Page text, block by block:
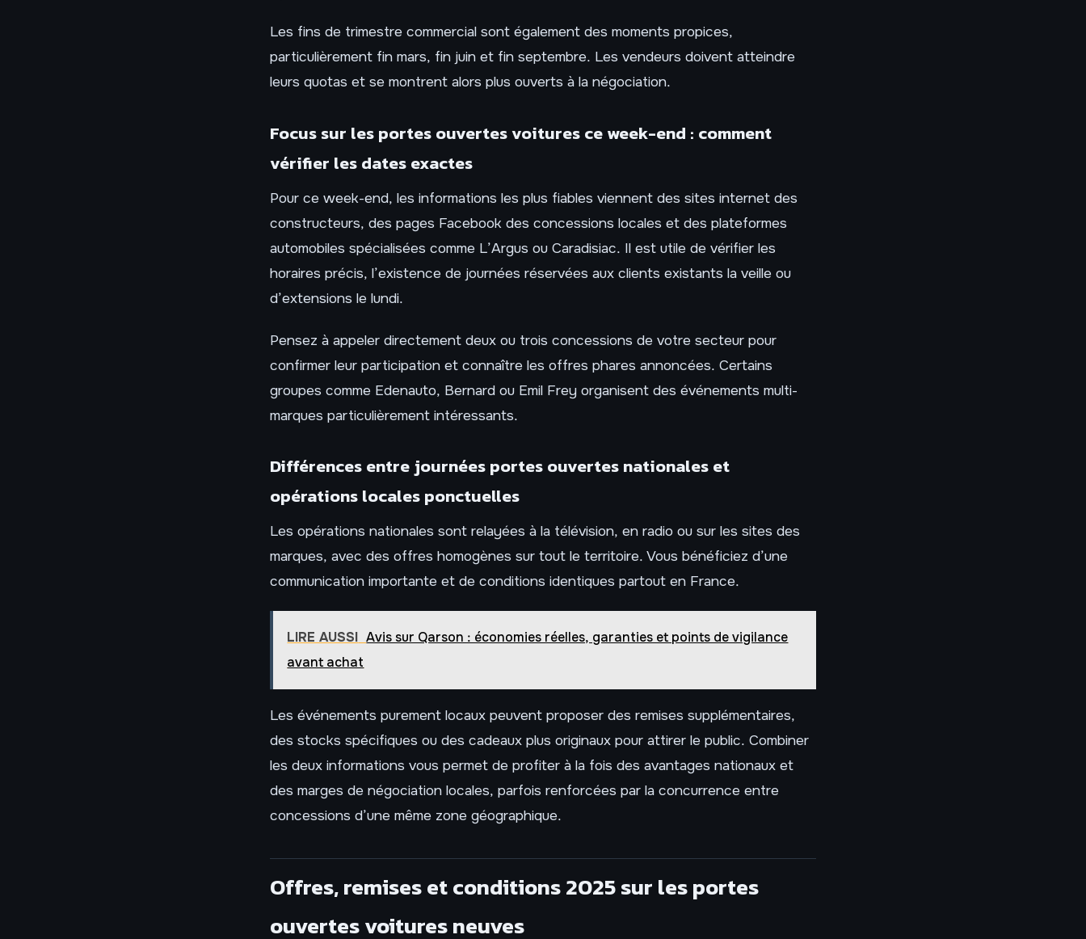
Les fins de trimestre commercial sont également des moments propices,
particulièrement fin mars, fin juin et fin septembre. Les vendeurs doivent atteindre
leurs quotas et se montrent alors plus ouverts à la négociation.
Focus sur les portes ouvertes voitures ce week-end : comment
vérifier les dates exactes
Pour ce week-end, les informations les plus fiables viennent des sites internet des
constructeurs, des pages Facebook des concessions locales et des plateformes
automobiles spécialisées comme L’Argus ou Caradisiac. Il est utile de vérifier les
horaires précis, l’existence de journées réservées aux clients existants la veille ou
d’extensions le lundi.
Pensez à appeler directement deux ou trois concessions de votre secteur pour
confirmer leur participation et connaître les offres phares annoncées. Certains
groupes comme Edenauto, Bernard ou Emil Frey organisent des événements multi-
marques particulièrement intéressants.
Différences entre journées portes ouvertes nationales et
opérations locales ponctuelles
Les opérations nationales sont relayées à la télévision, en radio ou sur les sites des
marques, avec des offres homogènes sur tout le territoire. Vous bénéficiez d’une
communication importante et de conditions identiques partout en France.
LIRE AUSSI Avis sur Qarson : économies réelles, garanties et points de vigilance
avant achat
Les événements purement locaux peuvent proposer des remises supplémentaires,
des stocks spécifiques ou des cadeaux plus originaux pour attirer le public. Combiner
les deux informations vous permet de profiter à la fois des avantages nationaux et
des marges de négociation locales, parfois renforcées par la concurrence entre
concessions d’une même zone géographique.
Offres, remises et conditions 2025 sur les portes
ouvertes voitures neuves